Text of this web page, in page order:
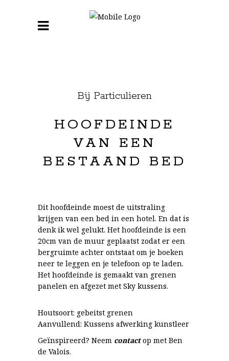
Bij Particulieren
HOOFDEINDE
VAN EEN
BESTAAND BED
Dit hoofdeinde moest de uitstraling
krijgen van een bed in een hotel. En dat is
denk ik wel gelukt. Het hoofdeinde is een
20cm van de muur geplaatst zodat er een
bergruimte achter ontstaat om je boeken
neer te leggen en je telefoon op te laden.
Het hoofdeinde is gemaakt van grenen
panelen en afgezet met Sky kussens.
Houtsoort: gebeitst grenen
Aanvullend: Kussens afwerking kunstleer
Geïnspireerd? Neem contactop met Ben
de Valois.